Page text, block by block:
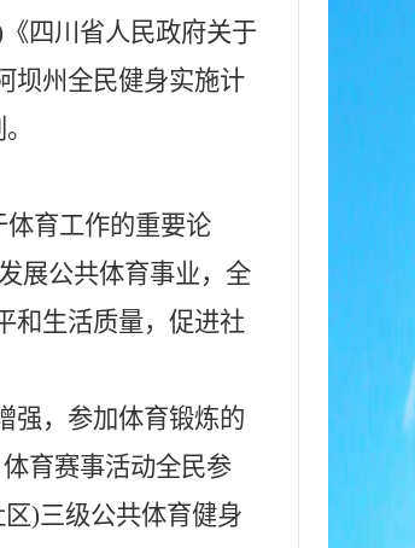
四川省人民政府关于
坝州全民健身实施计
育工作的重要论
展公共体育事业，全
和生活质量，促进社
强，参加体育锻炼的
育赛事活动全民参
)三级公共体育健身